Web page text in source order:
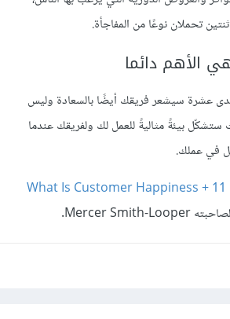
تحملان نوعًا من المفاجأة.
الأهم دائما
عشرة سيشعر فريقك أيضًا بالسعادة وليس
بيئةً مثاليةً للعمل لك ولفريقك عندما
في عملك.
What Is Customer Happiness + 11
لصاحبته Mercer Smith-Looper.